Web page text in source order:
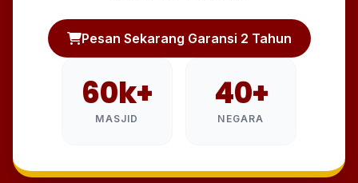
Pesan Sekarang Garansi 2 Tahun
60k+
MASJID
40+
NEGARA